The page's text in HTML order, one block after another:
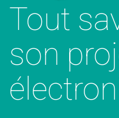
Tout
son